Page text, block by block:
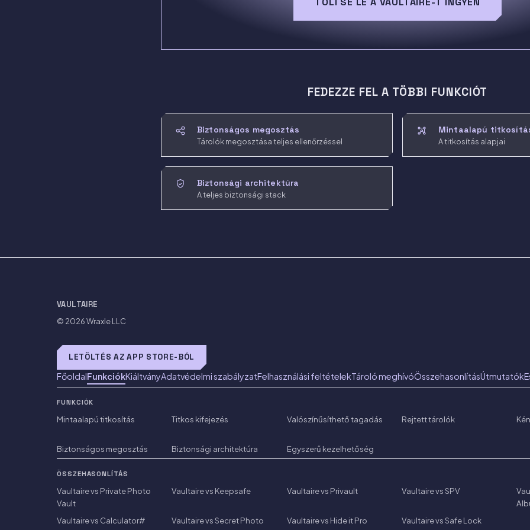
FEDEZZE FEL A TÖBBI FUNKCIÓT
Biztonságos megosztás
Tárolók megosztása teljes ellenőrzéssel
Mintaalapú
A titkosítás alapjai
Biztonsági architektúra
A teljes biztonsági stack
VAULTAIRE
© 2026Wraxle LLC
LETÖLTÉS AZ APP STORE-BÓL
FőoldalFunkciókKiáltványAdatvédelmi szabályzatFelhasználási feltételekTároló meghívóÖsszehasonlításÚtmutatók
FUNKCIÓK
Mintaalapú titkosítás Titkos kifejezés Valószínűsíthető tagadás Rejtett tárolók
Biztonságos megosztás Biztonsági architektúra Egyszerű kezelhetőség
ÖSSZEHASONLÍTÁS
Vaultaire vs Private Photo
Vault
Vaultaire vs Keepsafe Vaultaire vs Privault Vaultaire vs SPV
Vaultaire vs Calculator#
Vaultaire vs Secret Photo
Vaultaire vs Hide it Pro Vaultaire vs Safe Lock